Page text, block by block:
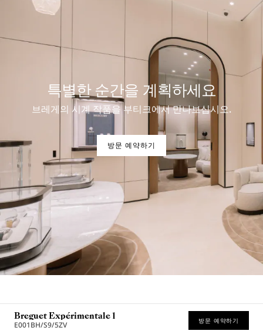
특별한 순간을 계획하세요
브레게의 시계 작품을 부티크에서 만나보십시오.
방문 예약하기
Breguet Expérimentale 1
E001BH/S9/5ZV 방문 예약하기